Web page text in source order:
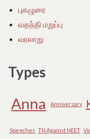
புகழுரை
வதந்தி மறுப்பு
வரலாறு
Types
Anna Anniversary
Speeches TN Against NEET